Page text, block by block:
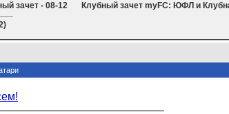
зачет - 08-12
Клубный зачет myFC: ЮФЛ и